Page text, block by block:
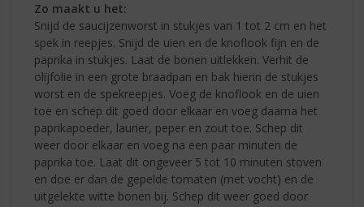
Zo maakt u het:
Snijd de saucijzenworst in stukjes van 1 tot 2 cm en het
spek in reepjes. Snijd de uien en de knoflook fijn en de
paprika in stukjes. Laat de bonen uitlekken. Verhit de
olijfolie in een grote braadpan en bak hierin de stukjes
worst en de spekreepjes. Voeg de knoflook en de uien
toe en schep dit goed door elkaar en voeg daarna het
paprikapoeder, laurier, peper en zout toe. Schep dit
weer door elkaar en voeg na een paar minuten de
paprika toe. Laat dit ongeveer 5 tot 10 minuten stoven
en doe er dan de gepelde tomaten (met vocht) en de
uitgelekte witte bonen bij. Schep dit weer goed door